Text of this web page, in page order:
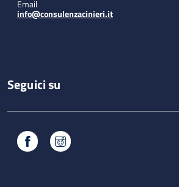
Email
info@consulenzacinieri.it
Seguici su
Facebook